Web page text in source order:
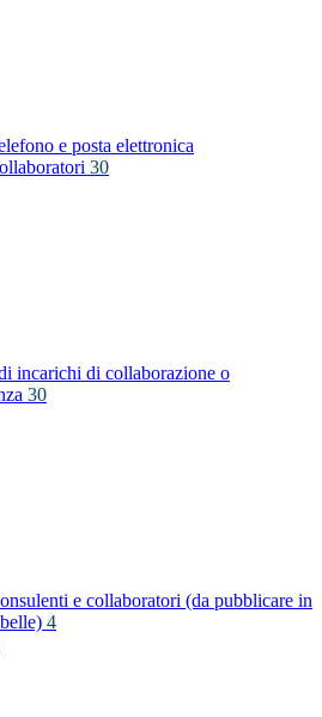
e posta elettronica
30
incarichi di collaborazione o
30
e collaboratori (da pubblicare in
4